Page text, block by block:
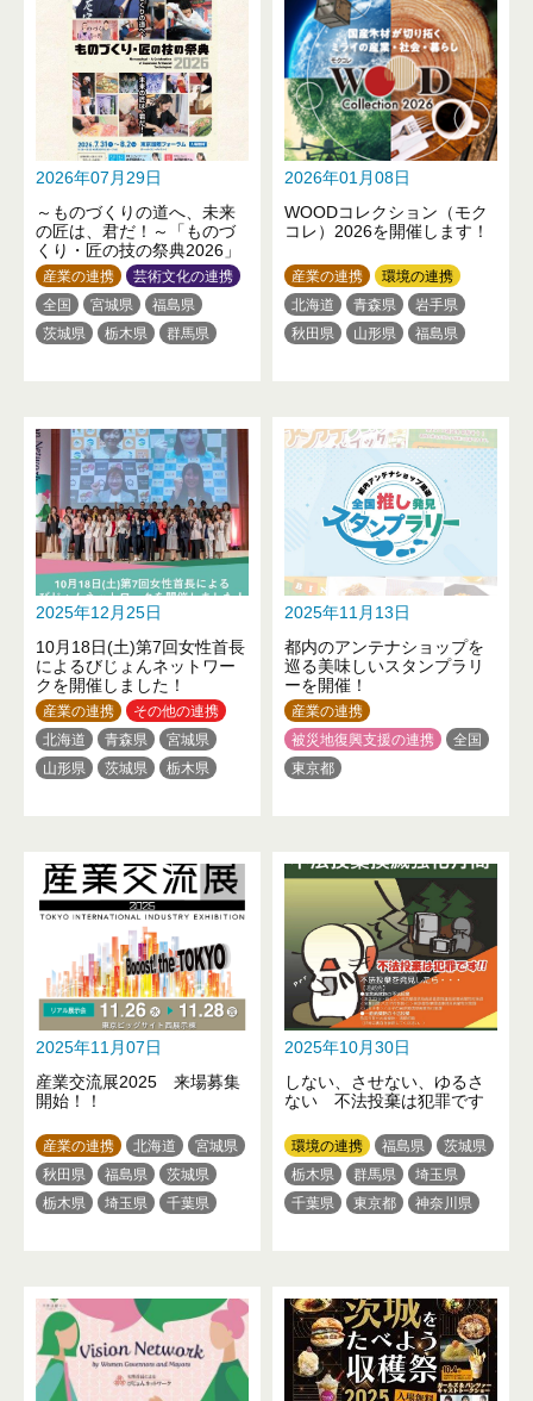
2026年07月29日
～ものづくりの道へ、未来
の匠は、君だ！～「ものづ
くり・匠の技の祭典2026」
産業の連携
芸術文化の連携
全国
宮城県
福島県
茨城県
栃木県
群馬県
佐賀県
長崎県
熊本県
大分県
2026年01月08日
WOODコレクション（モク
コレ）2026を開催します！
産業の連携
環境の連携
北海道
青森県
岩手県
秋田県
山形県
福島県
石川県
山梨県
長野県
岐阜県
愛知県
滋賀県
京都府
大阪府
兵庫県
奈良県
和歌山県
鳥取県
広島県
徳島県
香川県
愛媛県
高知県
福岡県
熊本県
宮崎県
鹿児島県 沖縄県
2025年12月25日
10月18日(土)第7回女性首長
によるびじょんネットワー
クを開催しました！
産業の連携
その他の連携
北海道
青森県
宮城県
山形県
茨城県
栃木県
愛知県
三重県
京都府
大阪府
兵庫県
和歌山県
岡山県
山口県
徳島県
高知県
福岡県
熊本県
大分県 沖縄県
2025年11月13日
都内のアンテナショップを
巡る美味しいスタンプラリ
ーを開催！
産業の連携
被災地復興支援の連携
全国
東京都
2025年11月07日
産業交流展2025 来場募集
開始！！
産業の連携 北海道
宮城県
秋田県
福島県
茨城県
栃木県
埼玉県
千葉県
香川県
長崎県
2025年10月30日
しない、させない、ゆるさ
ない 不法投棄は犯罪です
環境の連携 福島県
茨城県
栃木県
群馬県
埼玉県
千葉県
東京都
神奈川県